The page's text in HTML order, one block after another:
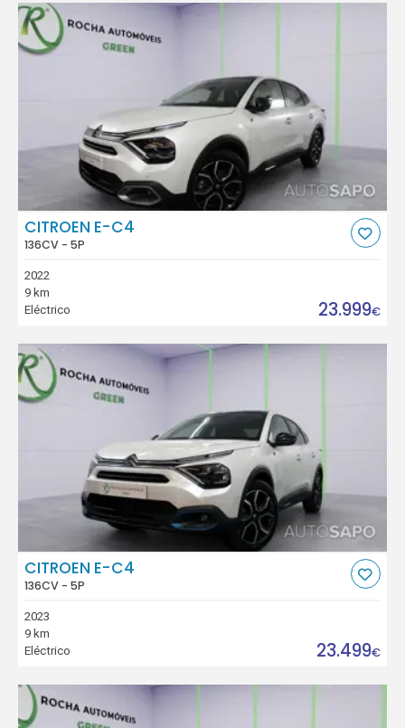
CITROEN E-C4
136CV - 5P
2022
9 km
Eléctrico
23.999€
CITROEN E-C4
136CV - 5P
2023
9 km
Eléctrico
23.499€